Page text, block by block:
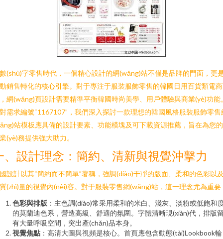
(shù)字零售時代，一個精心設計的網(wǎng)站不僅是品牌的門面，更
銷售轉化的核心引擎。對于專注于服裝服飾零售的韓國日用百貨類電
網(wǎng)頁設計需要精準平衡韓國時尚美學、用戶體驗與商業(yè)功能
需求編號“1167107”，我們深入探討一款理想的韓國風格服裝服飾零售
站模板應具備的設計要素、功能模塊及可下載資源推薦，旨在為您
(yè)務提供強大助力。
、設計理念：簡約、清新與視覺沖擊力
設計以其“簡約而不簡單”著稱，強調(diào)干凈的版面、柔和的色彩以
(zhì)量的視覺內(nèi)容。對于服裝零售網(wǎng)站，這一理念尤為重要
色彩與排版 ：主色調(diào)常采用柔和的米白、淺灰、淡粉或低飽和
的莫蘭迪色系，營造高級、舒適的氛圍。字體清晰現(xiàn)代，排版
有大量呼吸空間，突出產(chǎn)品本身。
視覺焦點 ：高清大圖與視頻是核心。首頁應包含動態(tài)Lookbook輪